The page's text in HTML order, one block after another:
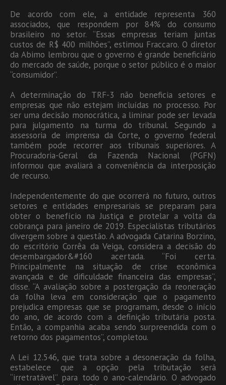
De acordo com ele, a entidade representa 360
associados, que respondem por 84% do consumo
brasileiro no setor. “Essas empresas teriam juntas
custos de R$ 400 milhões”, estimou Fraccaro. O diretor
da Abimo lembrou que o governo é grande beneficiário
do mercado de saúde, porque o setor público é o maior
“consumidor”.
A determinação do TRF-3 não beneficia setores e
empresas que não estejam incluídas no processo. Por
ser uma decisão monocrática, a liminar pode ser levada
para julgamento na turma do tribunal. Segundo a
assessoria de imprensa da Corte, o governo federal
também pode recorrer aos tribunais superiores. A
Procuradoria-Geral da Fazenda Nacional (PGFN)
informou que avaliará a conveniência da interposição
de recurso.
Independentemente do que ocorrerá no futuro, outros
setores e entidades empresariais se preparam para
obter o benefício na Justiça e protelar a volta da
cobrança para janeiro de 2019. Especialistas tributários
divergem sobre a questão. A advogada Catarina Borzino,
do escritório Corrêa da Veiga, considera a decisão do
desembargador&#160 acertada. “Foi certa.
Principalmente na situação de crise econômica
avançada e de dificuldade financeira das empresas”,
disse. “A avaliação sobre a postergação da reoneração
da folha leva em consideração que o pagamento
prejudica empresas que se programam, desde o início
do ano, de acordo com a definição tributária posta.
Então, a companhia acaba sendo surpreendida com o
retorno dos pagamentos”, completou.
A Lei 12.546, que trata sobre a desoneração da folha,
estabelece que a opção pela tributação será
“irretratável” para todo o ano-calendário. O advogado